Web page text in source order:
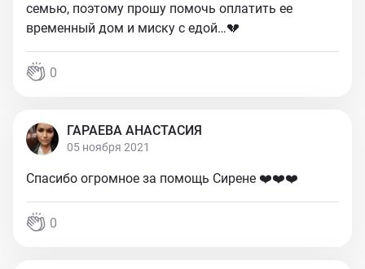
семью, поэтому прошу помочь оплатить ее
временный дом и миску с едой…💔
0
ГАРАЕВА АНАСТАСИЯ
05 ноября 2021
Спасибо огромное за помощь Сирене ❤️❤️❤️
0